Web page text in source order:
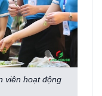
viên hoạt động